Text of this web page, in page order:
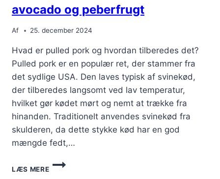
avocado og peberfrugt
Af 25. december 2024
Hvad er pulled pork og hvordan tilberedes det?
Pulled pork er en populær ret, der stammer fra
det sydlige USA. Den laves typisk af svinekød,
der tilberedes langsomt ved lav temperatur,
hvilket gør kødet mørt og nemt at trække fra
hinanden. Traditionelt anvendes svinekød fra
skulderen, da dette stykke kød har en god
mængde fedt,…
LÆS MERE
PULLED
PORK